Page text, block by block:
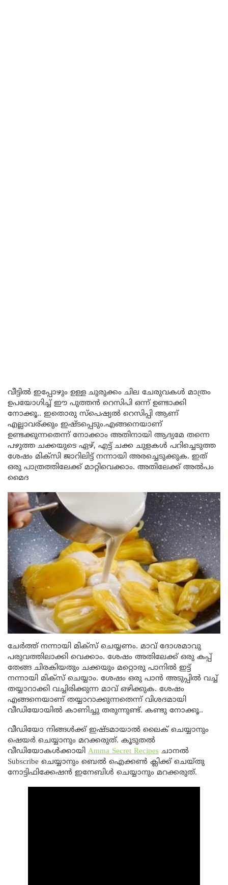
വീട്ടിൽ ഇപ്പോഴും ഉള്ള ചുരുക്കം ചില ചേരുവകൾ മാത്രം
ഉപയോഗിച്ച് ഈ പുത്തൻ റെസിപി ഒന്ന് ഉണ്ടാക്കി
നോക്കൂ.. ഇതൊരു സ്പെഷ്യൽ റെസിപ്പി ആണ്
എല്ലാവര്ക്കും ഇഷ്ടപ്പെടും.എങ്ങനെയാണ്
ഉണ്ടക്കുന്നതെന്ന് നോക്കാം അതിനായി ആദ്യമേ തന്നെ
പഴുത്ത ചക്കയുടെ ഏഴ്, എട്ട് ചക്ക ചുളകൾ പറിച്ചെടുത്ത
ശേഷം മിക്സി ജാറിലിട്ട് നന്നായി അരച്ചെടുക്കുക. ഇത്
ഒരു പാത്രത്തിലേക്ക് മാറ്റിവെക്കാം. അതിലേക്ക് അൽപം
മൈദ
ചേർത്ത് നന്നായി മിക്സ് ചെയ്യണം. മാവ് ദോശമാവു
പരുവത്തിലാക്കി വെക്കാം. ശേഷം അതിലേക്ക് ഒരു കപ്പ്
തേങ്ങ ചിരകിയതും ചക്കയും മറ്റൊരു പാനിൽ ഇട്ട്
നന്നായി മിക്സ് ചെയ്യാം. ശേഷം ഒരു പാൻ അടുപ്പിൽ വച്ച്
തയ്യാറാക്കി വച്ചിരിക്കുന്ന മാവ് ഒഴിക്കുക. ശേഷം
എങ്ങനെയാണ് തയ്യാറാക്കുന്നതെന്ന് വിശദമായി
വീഡിയോയിൽ കാണിച്ചു തരുന്നുണ്ട്. കണ്ടു നോക്കൂ..
വീഡിയോ നിങ്ങൾക്ക് ഇഷ്ടമായാൽ ലൈക്‌ ചെയ്യാനും
ഷെയർ ചെയ്യാനും മറക്കരുത്. കൂടുതല്‍
വീഡിയോകള്‍ക്കായി Amma Secret Recipes ചാനല്‍
Subscribe ചെയ്യാനും ബെൽ ഐക്കൺ ക്ലിക്ക് ചെയ്തു
നോട്ടിഫിക്കേഷൻ ഇനേബിൾ ചെയ്യാനും മറക്കരുത്.